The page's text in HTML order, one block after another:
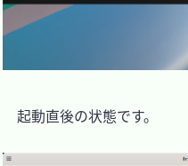
起動直後の状態です。